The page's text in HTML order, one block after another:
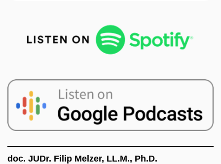
doc. JUDr. Filip Melzer, LL.M., Ph.D.